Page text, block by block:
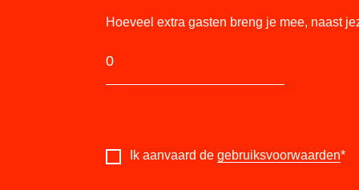
Hoeveel extra gasten breng je mee, naast
Ik aanvaard de gebruiksvoorwaarden*